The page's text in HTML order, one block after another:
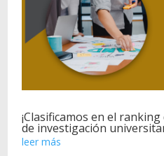
¡Clasificamos en el
de investigación
leer más